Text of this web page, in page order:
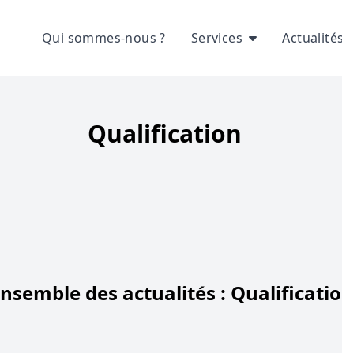
Qui sommes-nous ? Services Actualités
Qualification
des actualités :